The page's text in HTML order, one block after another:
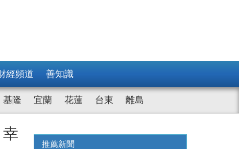
經頻道 善知識
基隆 宜蘭 花蓮 台東 離島
推薦新聞